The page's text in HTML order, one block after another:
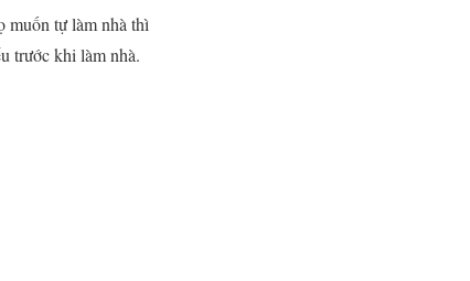
muốn tự làm nhà thì
trước khi làm nhà.